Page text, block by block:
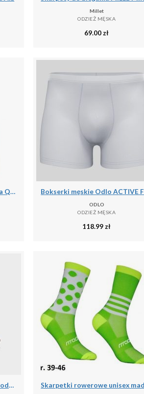
Millet
ODZIEŻ MĘSKA
69.00 zł
Wodoodporna kurtka zimowa Q36.5 Adventure
ODLO
ODZIEŻ MĘSKA
118.99 zł
Skarpety do łowiectwa podwodnego Beuchat Sirocco Elite 3 mm